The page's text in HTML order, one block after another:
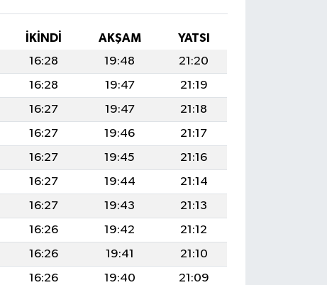
İKINDI AKŞAM
YATSI
16:28 19:48
21:20
16:28 19:47
21:19
16:27 19:47
21:18
16:27 19:46
21:17
16:27 19:45
21:16
16:27 19:44
21:14
16:27 19:43
21:13
16:26 19:42
21:12
16:26 19:41
21:10
16:26 19:40
21:09